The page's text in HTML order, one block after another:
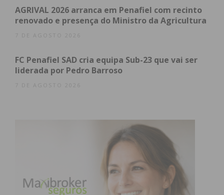
atualizada.
Eu li e concordo com os
AGRIVAL 2026 arranca em Penafiel com recinto
renovado e presença do Ministro da Agricultura
7 DE AGOSTO 2026
FC Penafiel SAD cria equipa Sub-23 que vai ser
liderada por Pedro Barroso
7 DE AGOSTO 2026